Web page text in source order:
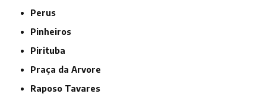
Perus
Pinheiros
Pirituba
Praça da Arvore
Raposo Tavares